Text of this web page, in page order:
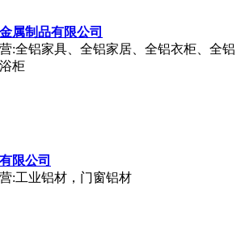
属制品有限公司
:全铝家具、全铝家居、全铝衣柜、全铝
柜
限公司
:工业铝材，门窗铝材